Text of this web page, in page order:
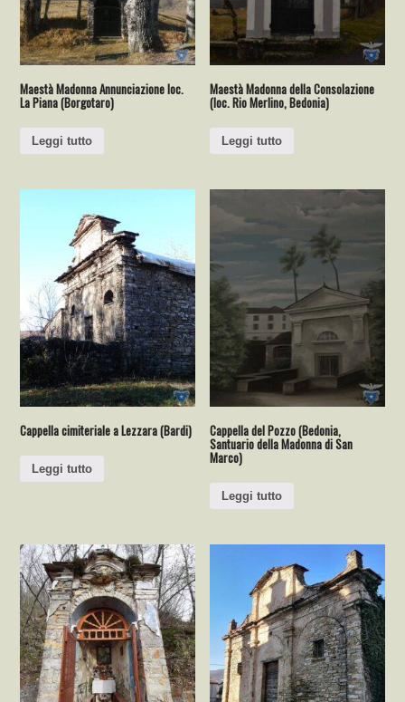
Maestà Madonna Annunciazione loc.
La Piana (Borgotaro)
Leggi tutto
Maestà Madonna della Consolazione
(loc. Rio Merlino, Bedonia)
Leggi tutto
Cappella cimiteriale a Lezzara (Bardi)
Leggi tutto
Cappella del Pozzo (Bedonia,
Santuario della Madonna di San
Marco)
Leggi tutto